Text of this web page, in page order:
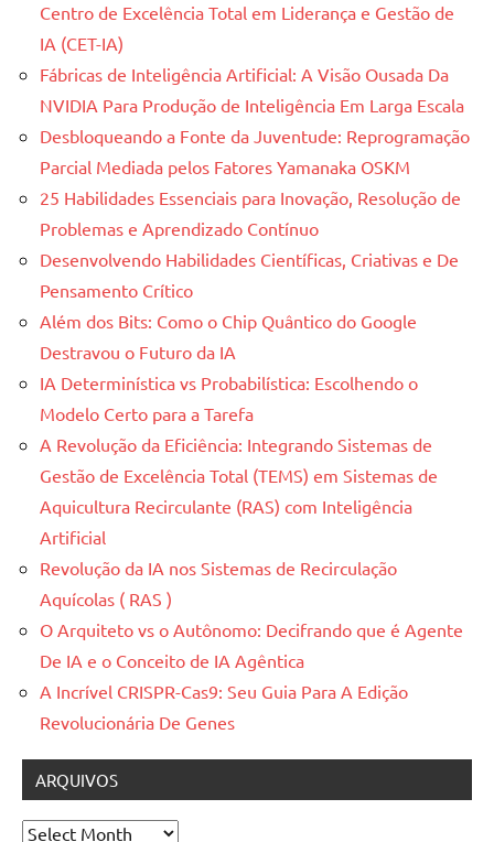
Centro de Excelência Total em Liderança e Gestão de
IA (CET-IA)
Fábricas de Inteligência Artificial: A Visão Ousada Da
NVIDIA Para Produção de Inteligência Em Larga Escala
Desbloqueando a Fonte da Juventude: Reprogramação
Parcial Mediada pelos Fatores Yamanaka OSKM
25 Habilidades Essenciais para Inovação, Resolução de
Problemas e Aprendizado Contínuo
Desenvolvendo Habilidades Científicas, Criativas e De
Pensamento Crítico
Além dos Bits: Como o Chip Quântico do Google
Destravou o Futuro da IA
IA Determinística vs Probabilística: Escolhendo o
Modelo Certo para a Tarefa
A Revolução da Eficiência: Integrando Sistemas de
Gestão de Excelência Total (TEMS) em Sistemas de
Aquicultura Recirculante (RAS) com Inteligência
Artificial
Revolução da IA nos Sistemas de Recirculação
Aquícolas ( RAS )
O Arquiteto vs o Autônomo: Decifrando que é Agente
De IA e o Conceito de IA Agêntica
A Incrível CRISPR-Cas9: Seu Guia Para A Edição
Revolucionária De Genes
ARQUIVOS
Arquivos